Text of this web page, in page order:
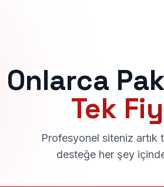
Onlarca
Tek
Profesyonel siteniz
desteğe her şey